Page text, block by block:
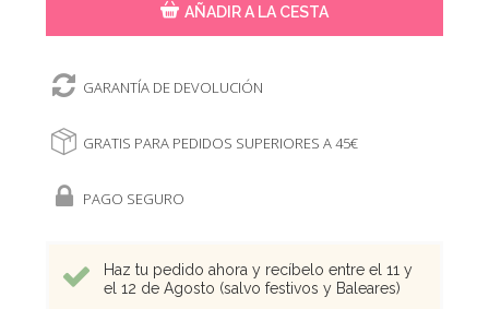
AÑADIR A LA CESTA
GARANTÍA DE DEVOLUCIÓN
GRATIS PARA PEDIDOS SUPERIORES A 45€
PAGO SEGURO
Haz tu pedido ahora y recíbelo entre el 11 y
el 12 de Agosto (salvo festivos y Baleares)